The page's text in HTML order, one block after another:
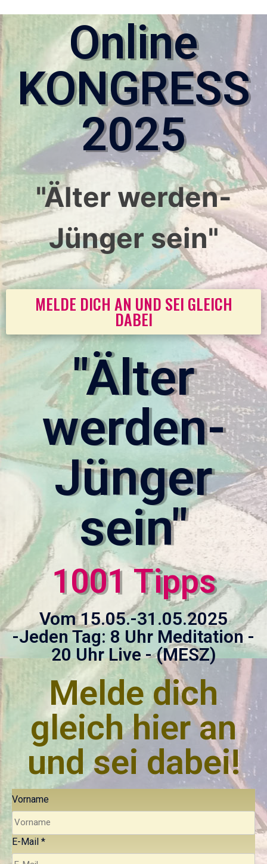
Online
KONGRESS
2025
"Älter werden-
Jünger sein"
MELDE DICH AN UND SEI GLEICH
DABEI
"Älter
werden-
Jünger
sein"
1001 Tipps
Vom 15.05.-31.05.2025
-Jeden Tag: 8 Uhr Meditation -
20 Uhr Live - (MESZ)
Melde dich
gleich hier an
und sei dabei!
Vorname
E-Mail *